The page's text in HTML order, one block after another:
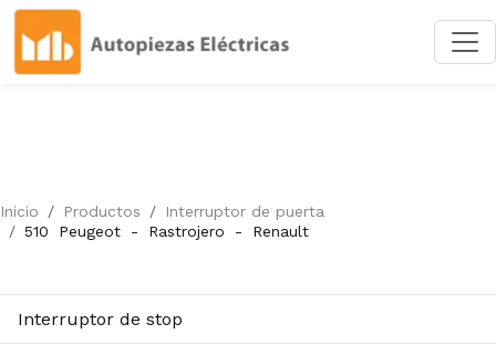
Inicio Productos
Interruptor de puerta
510
Peugeot - Rastrojero - Renault
Interruptor de stop